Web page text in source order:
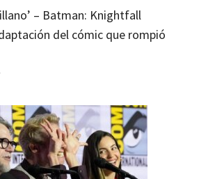
– Batman: Knightfall
del cómic que rompió